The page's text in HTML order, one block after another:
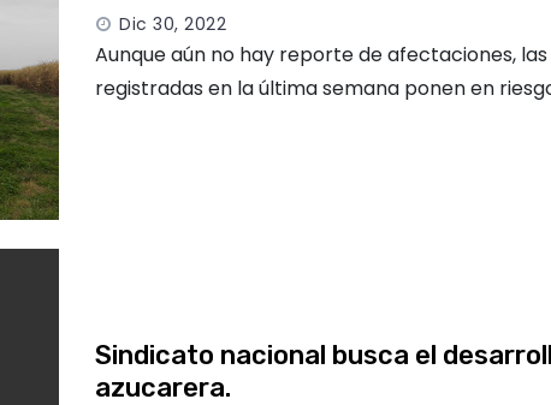
Dic 30, 2022
Aunque aún no hay reporte de afectaciones,
registradas en la última semana ponen en
Sindicato nacional busca el
azucarera.